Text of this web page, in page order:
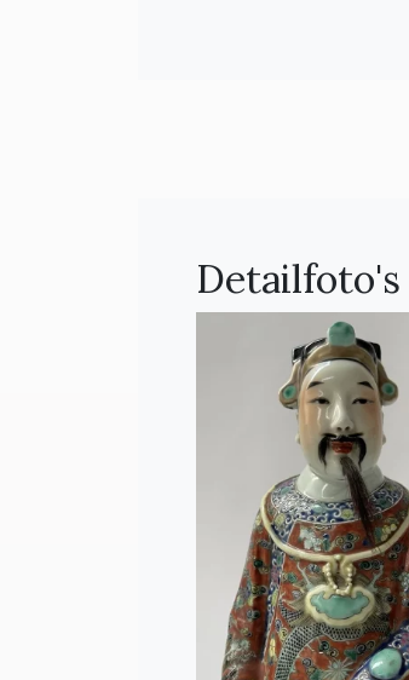
Detailfoto's